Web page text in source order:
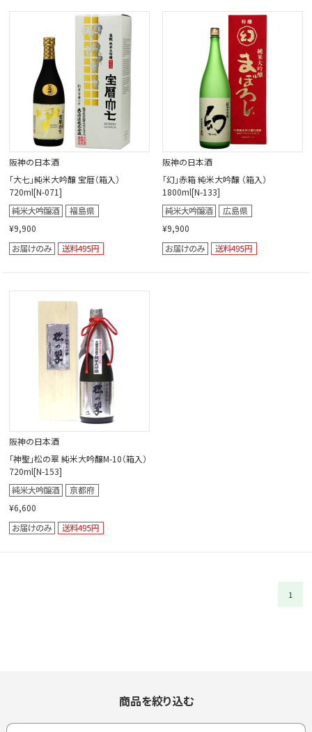
阪神の日本酒
「大七」純米大吟醸 宝暦（箱入）
720ml[N-071]
¥9,900
阪神の日本酒
「幻」赤箱 純米大吟醸 （箱入）
1800ml[N-133]
¥9,900
阪神の日本酒
「神聖」松の翠 純米大吟醸M-10（箱入）
720ml[N-153]
¥6,600
1
商品を絞り込む